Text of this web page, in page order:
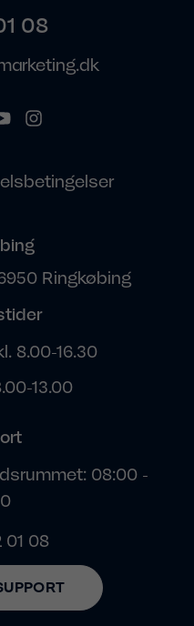
08
Ringkøbing
8.00-16.30
13.00
08:00 -
01 08